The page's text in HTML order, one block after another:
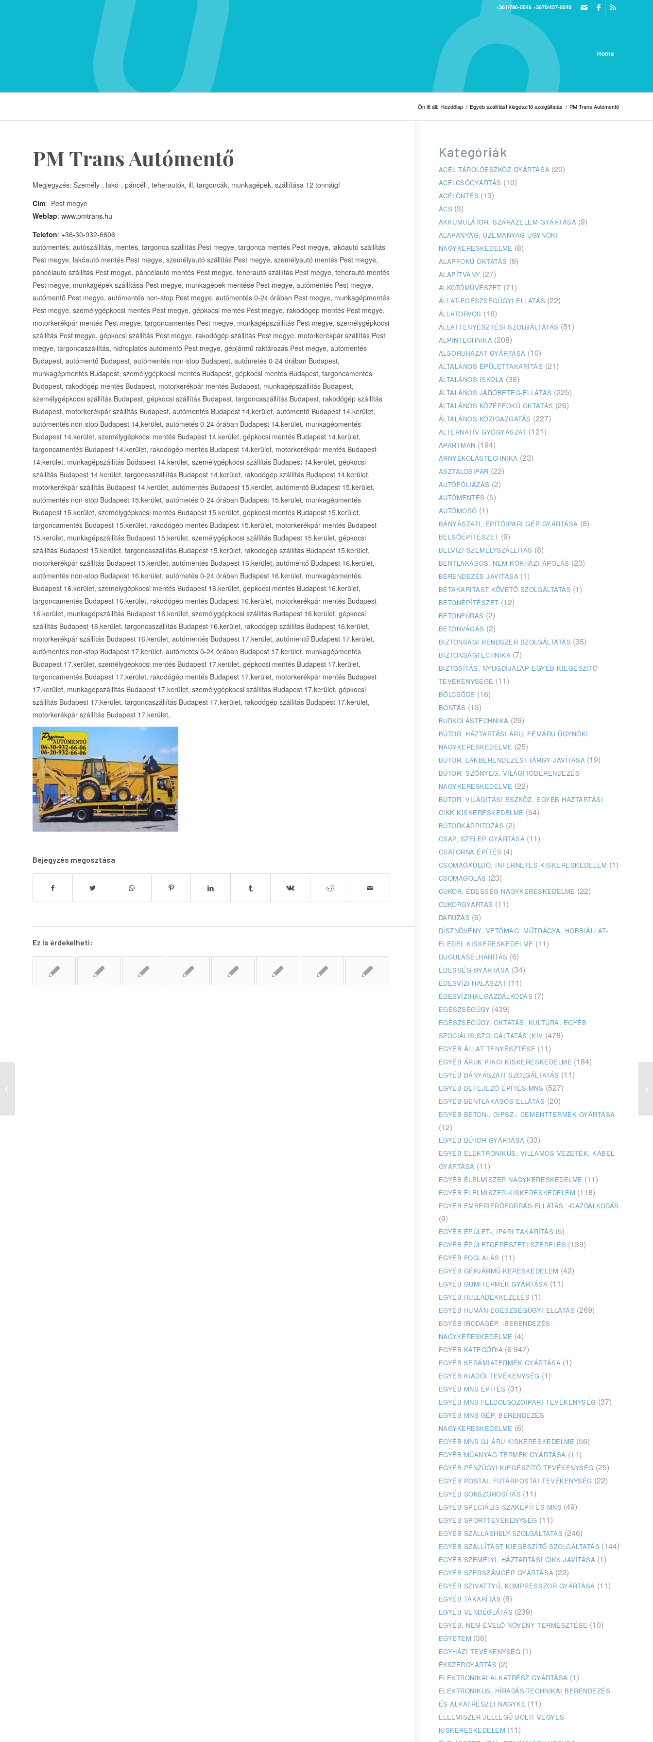
+361/790-0546 +3670/427-0540
Home
Ön itt áll: Kezdőlap / Egyéb szállítást kiegészítő szolgáltatás / PM Trans Autómentő
PM Trans Autómentő
Megjegyzés: Személy-, lakó-, páncél-, teherautók, ill. targoncák, munkagépek, szállítása 12 tonnáig!
Cím: Pest megye
Weblap: www.pmtrans.hu
Telefon: +36-30-932-6606
autómentés, autószállítás, mentés, targonca szállítás Pest megye, targonca mentés Pest megye, lakóautó szállítás
Pest megye, lakóautó mentés Pest megye, személyautó szállítás Pest megye, személyautó mentés Pest megye,
páncélautó szállítás Pest megye, páncélautó mentés Pest megye, teherautó szállítás Pest megye, teherautó mentés
Pest megye, munkagépek szállítása Pest megye, munkagépek mentése Pest megye, autómentés Pest megye,
autómentő Pest megye, autómentés non-stop Pest megye, autómentés 0-24 órában Pest megye, munkagépmentés
Pest megye, személygépkocsi mentés Pest megye, gépkocsi mentés Pest megye, rakodógép mentés Pest megye,
motorkerékpár mentés Pest megye, targoncamentés Pest megye, munkagépszállítás Pest megye, személygépkocsi
szállítás Pest megye, gépkocsi szállítás Pest megye, rakodógép szállítás Pest megye, motorkerékpár szállítás Pest
megye, targoncaszállítás, hidroplatós autómentő Pest megye, gépjármű raktározás Pest megye, autómentés
Budapest, autómentő Budapest, autómentés non-stop Budapest, autómetés 0-24 órában Budapest,
munkagépmentés Budapest, személygépkocsi mentés Budapest, gépkocsi mentés Budapest, targoncamentés
Budapest, rakodógép mentés Budapest, motorkerékpár mentés Budapest, munkagépszállítás Budapest,
személygépkocsi szállítás Budapest, gépkocsi szállítás Budapest, targoncaszállítás Budapest, rakodógép szállítás
Budapest, motorkerékpár szállítás Budapest, autómentés Budapest 14.kerület, autómentő Budapest 14.kerület,
autómentés non-stop Budapest 14.kerület, autómetés 0-24 órában Budapest 14.kerület, munkagépmentés
Budapest 14.kerület, személygépkocsi mentés Budapest 14.kerület, gépkocsi mentés Budapest 14.kerület,
targoncamentés Budapest 14.kerület, rakodógép mentés Budapest 14.kerület, motorkerékpár mentés Budapest
14.kerület, munkagépszállítás Budapest 14.kerület, személygépkocsi szállítás Budapest 14.kerület, gépkocsi
szállítás Budapest 14.kerület, targoncaszállítás Budapest 14.kerület, rakodógép szállítás Budapest 14.kerület,
motorkerékpár szállítás Budapest 14.kerület, autómentés Budapest 15.kerület, autómentő Budapest 15.kerület,
autómentés non-stop Budapest 15.kerület, autómetés 0-24 órában Budapest 15.kerület, munkagépmentés
Budapest 15.kerület, személygépkocsi mentés Budapest 15.kerület, gépkocsi mentés Budapest 15.kerület,
targoncamentés Budapest 15.kerület, rakodógép mentés Budapest 15.kerület, motorkerékpár mentés Budapest
15.kerület, munkagépszállítás Budapest 15.kerület, személygépkocsi szállítás Budapest 15.kerület, gépkocsi
szállítás Budapest 15.kerület, targoncaszállítás Budapest 15.kerület, rakodógép szállítás Budapest 15.kerület,
motorkerékpár szállítás Budapest 15.kerület, autómentés Budapest 16.kerület, autómentő Budapest 16.kerület,
autómentés non-stop Budapest 16.kerület, autómetés 0-24 órában Budapest 16.kerület, munkagépmentés
Budapest 16.kerület, személygépkocsi mentés Budapest 16.kerület, gépkocsi mentés Budapest 16.kerület,
targoncamentés Budapest 16.kerület, rakodógép mentés Budapest 16.kerület, motorkerékpár mentés Budapest
16.kerület, munkagépszállítás Budapest 16.kerület, személygépkocsi szállítás Budapest 16.kerület, gépkocsi
szállítás Budapest 16.kerület, targoncaszállítás Budapest 16.kerület, rakodógép szállítás Budapest 16.kerület,
motorkerékpár szállítás Budapest 16.kerület, autómentés Budapest 17.kerület, autómentő Budapest 17.kerület,
autómentés non-stop Budapest 17.kerület, autómetés 0-24 órában Budapest 17.kerület, munkagépmentés
Budapest 17.kerület, személygépkocsi mentés Budapest 17.kerület, gépkocsi mentés Budapest 17.kerület,
targoncamentés Budapest 17.kerület, rakodógép mentés Budapest 17.kerület, motorkerékpár mentés Budapest
17.kerület, munkagépszállítás Budapest 17.kerület, személygépkocsi szállítás Budapest 17.kerület, gépkocsi
szállítás Budapest 17.kerület, targoncaszállítás Budapest 17.kerület, rakodógép szállítás Budapest 17.kerület,
motorkerékpár szállítás Budapest 17.kerület,
Bejegyzés megosztása
Ez is érdekelheti:
Kategóriák
ACÉL TÁROLÓESZKÖZ GYÁRTÁSA (20)
ACÉLCSŐGYÁRTÁS (10)
ACÉLÖNTÉS (13)
ÁCS (3)
AKKUMULÁTOR, SZÁRAZELEM GYÁRTÁSA (9)
ALAPANYAG, ÜZEMANYAG ÜGYNÖKI
NAGYKERESKEDELME (8)
ALAPFOKÚ OKTATÁS (9)
ALAPÍTVÁNY (27)
ALKOTÓMŰVÉSZET (71)
ÁLLAT-EGÉSZSÉGÜGYI ELLÁTÁS (22)
ÁLLATORVOS (16)
ÁLLATTENYÉSZTÉSI SZOLGÁLTATÁS (51)
ALPINTECHNIKA (208)
ALSÓRUHÁZAT GYÁRTÁSA (10)
ÁLTALÁNOS ÉPÜLETTAKARÍTÁS (21)
ÁLTALÁNOS ISKOLA (38)
ÁLTALÁNOS JÁRÓBETEG-ELLÁTÁS (225)
ÁLTALÁNOS KÖZÉPFOKÚ OKTATÁS (26)
ÁLTALÁNOS KÖZIGAZGATÁS (227)
ALTERNATÍV GYÓGYÁSZAT (121)
APARTMAN (194)
ÁRNYÉKOLÁSTECHNIKA (23)
ASZTALOSIPAR (22)
AUTÓFÓLIÁZÁS (2)
AUTÓMENTÉS (5)
AUTÓMOSÓ (1)
BÁNYÁSZATI, ÉPÍTŐIPARI GÉP GYÁRTÁSA (8)
BELSŐÉPÍTÉSZET (9)
BELVÍZI SZEMÉLYSZÁLLÍTÁS (8)
BENTLAKÁSOS, NEM KÓRHÁZI ÁPOLÁS (23)
BERENDEZÉS JAVÍTÁSA (1)
BETAKARÍTÁST KÖVETŐ SZOLGÁLTATÁS (1)
BETONÉPÍTÉSZET (12)
BETONFÚRÁS (2)
BETONVÁGÁS (2)
BIZTONSÁGI RENDSZER SZOLGÁLTATÁS (35)
BIZTONSÁGTECHNIKA (7)
BIZTOSÍTÁS, NYUGDÍJALAP EGYÉB KIEGÉSZÍTŐ
TEVÉKENYSÉGE (11)
BÖLCSŐDE (16)
BONTÁS (13)
BURKOLÁSTECHNIKA (29)
BÚTOR, HÁZTARTÁSI ÁRU, FÉMÁRU ÜGYNÖKI
NAGYKERESKEDELME (25)
BÚTOR, LAKBERENDEZÉSI TÁRGY JAVÍTÁSA (19)
BÚTOR, SZŐNYEG, VILÁGÍTÓBERENDEZÉS
NAGYKERESKEDELME (22)
BÚTOR, VILÁGÍTÁSI ESZKÖZ, EGYÉB HÁZTARTÁSI
CIKK KISKERESKEDELME (54)
BÚTORKÁRPITOZÁS (2)
CSAP, SZELEP GYÁRTÁSA (11)
CSATORNA ÉPÍTÉS (4)
CSOMAGKÜLDŐ, INTERNETES KISKERESKEDELEM (1)
CSOMAGOLÁS (23)
CUKOR, ÉDESSÉG NAGYKERESKEDELME (22)
CUKORGYÁRTÁS (11)
DARUZÁS (6)
DÍSZNÖVÉNY, VETŐMAG, MŰTRÁGYA, HOBBIÁLLAT-
ELEDEL KISKERESKEDELME (11)
DUGULÁSELHÁRÍTÁS (6)
ÉDESSÉG GYÁRTÁSA (34)
ÉDESVÍZI HALÁSZAT (11)
ÉDESVÍZIHAL-GAZDÁLKODÁS (7)
EGÉSZSÉGÜGY (439)
EGÉSZSÉGÜGY, OKTATÁS, KULTÚRA, EGYÉB
SZOCIÁLIS SZOLGÁLTATÁS (KIV (478)
EGYÉB ÁLLAT TENYÉSZTÉSE (11)
EGYÉB ÁRUK PIACI KISKERESKEDELME (184)
EGYÉB BÁNYÁSZATI SZOLGÁLTATÁS (11)
EGYÉB BEFEJEZŐ ÉPÍTÉS MNS (527)
EGYÉB BENTLAKÁSOS ELLÁTÁS (20)
EGYÉB BETON-, GIPSZ-, CEMENTTERMÉK GYÁRTÁSA
(12)
EGYÉB BÚTOR GYÁRTÁSA (33)
EGYÉB ELEKTRONIKUS, VILLAMOS VEZETÉK, KÁBEL
GYÁRTÁSA (11)
EGYÉB ÉLELMISZER NAGYKERESKEDELME (11)
EGYÉB ÉLELMISZER-KISKERESKEDELEM (118)
EGYÉB EMBERIERŐFORRÁS-ELLÁTÁS, -GAZDÁLKODÁS
(9)
EGYÉB ÉPÜLET-, IPARI TAKARÍTÁS (5)
EGYÉB ÉPÜLETGÉPÉSZETI SZERELÉS (139)
EGYÉB FOGLALÁS (11)
EGYÉB GÉPJÁRMŰ-KERESKEDELEM (42)
EGYÉB GUMITERMÉK GYÁRTÁSA (11)
EGYÉB HULLADÉKKEZELÉS (1)
EGYÉB HUMÁN-EGÉSZSÉGÜGYI ELLÁTÁS (269)
EGYÉB IRODAGÉP, -BERENDEZÉS
NAGYKERESKEDELME (4)
EGYÉB KATEGÓRIA (6 947)
EGYÉB KERÁMIATERMÉK GYÁRTÁSA (1)
EGYÉB KIADÓI TEVÉKENYSÉG (1)
EGYÉB MNS ÉPÍTÉS (31)
EGYÉB MNS FELDOLGOZÓIPARI TEVÉKENYSÉG (37)
EGYÉB MNS GÉP, BERENDEZÉS
NAGYKERESKEDELME (6)
EGYÉB MNS ÚJ ÁRU KISKERESKEDELME (56)
EGYÉB MŰANYAG TERMÉK GYÁRTÁSA (11)
EGYÉB PÉNZÜGYI KIEGÉSZÍTŐ TEVÉKENYSÉG (25)
EGYÉB POSTAI, FUTÁRPOSTAI TEVÉKENYSÉG (22)
EGYÉB SOKSZOROSÍTÁS (11)
EGYÉB SPECIÁLIS SZAKÉPÍTÉS MNS (49)
EGYÉB SPORTTEVÉKENYSÉG (11)
EGYÉB SZÁLLÁSHELY-SZOLGÁLTATÁS (246)
EGYÉB SZÁLLÍTÁST KIEGÉSZÍTŐ SZOLGÁLTATÁS (144)
EGYÉB SZEMÉLYI, HÁZTARTÁSI CIKK JAVÍTÁSA (1)
EGYÉB SZERSZÁMGÉP GYÁRTÁSA (22)
EGYÉB SZIVATTYÚ, KOMPRESSZOR GYÁRTÁSA (11)
EGYÉB TAKARÍTÁS (8)
EGYÉB VENDÉGLÁTÁS (239)
EGYÉB, NEM ÉVELŐ NÖVÉNY TERMESZTÉSE (10)
EGYETEM (36)
EGYHÁZI TEVÉKENYSÉG (1)
ÉKSZERGYÁRTÁS (2)
ELEKTRONIKAI ALKATRÉSZ GYÁRTÁSA (1)
ELEKTRONIKUS, HÍRADÁS-TECHNIKAI BERENDEZÉS
ÉS ALKATRÉSZEI NAGYKE (11)
ÉLELMISZER JELLEGŰ BOLTI VEGYES
KISKERESKEDELEM (11)